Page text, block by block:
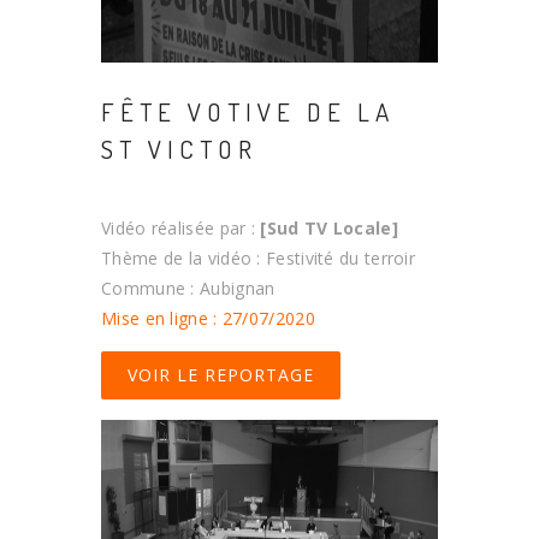
FÊTE VOTIVE DE LA
ST VICTOR
Vidéo réalisée par : [Sud TV Locale]
Thème de la vidéo : Festivité du terroir
Commune : Aubignan
Mise en ligne : 27/07/2020
VOIR LE REPORTAGE